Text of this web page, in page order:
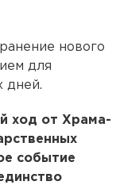
нового
для
дней.
ход от Храма-
событие